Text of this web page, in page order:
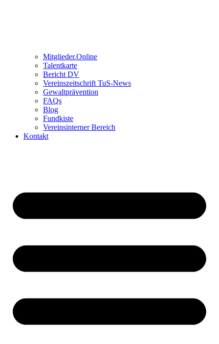
Mitglieder.Online
Talentkarte
Bericht DV
Vereinszeitschrift TuS-News
Gewaltprävention
FAQs
Blog
Fundkiste
Vereinsinterner Bereich
Kontakt